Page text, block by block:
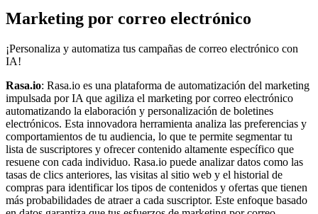
Marketing por correo electrónico
¡Personaliza y automatiza tus campañas de correo electrónico con
IA!
Rasa.io: Rasa.io es una plataforma de automatización del marketing
impulsada por IA que agiliza el marketing por correo electrónico
automatizando la elaboración y personalización de boletines
electrónicos. Esta innovadora herramienta analiza las preferencias y
comportamientos de tu audiencia, lo que te permite segmentar tu
lista de suscriptores y ofrecer contenido altamente específico que
resuene con cada individuo. Rasa.io puede analizar datos como las
tasas de clics anteriores, las visitas al sitio web y el historial de
compras para identificar los tipos de contenidos y ofertas que tienen
más probabilidades de atraer a cada suscriptor. Este enfoque basado